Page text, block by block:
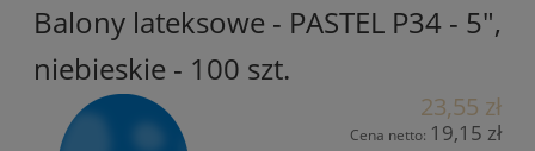
Balony lateksowe - PASTEL P34 - 5",
niebieskie - 100 szt.
23,55 zł
Cena netto: 19,15 zł